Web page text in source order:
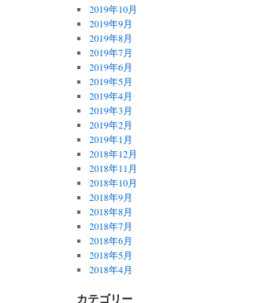
2019年10月
2019年9月
2019年8月
2019年7月
2019年6月
2019年5月
2019年4月
2019年3月
2019年2月
2019年1月
2018年12月
2018年11月
2018年10月
2018年9月
2018年8月
2018年7月
2018年6月
2018年5月
2018年4月
カテゴリー